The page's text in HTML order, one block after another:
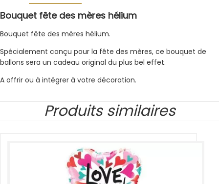
Bouquet fête des mères hélium
Bouquet fête des mères hélium.
Spécialement conçu pour la fête des mères, ce bouquet de
ballons sera un cadeau original du plus bel effet.
A offrir ou à intégrer à votre décoration.
Produits similaires